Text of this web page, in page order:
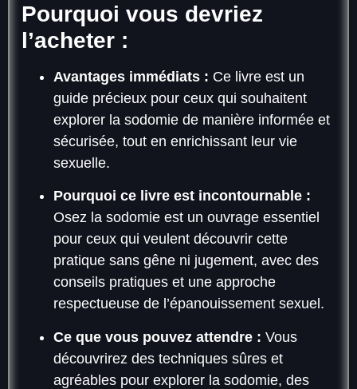
Pourquoi vous devriez
l’acheter :
Avantages immédiats : Ce livre est un
guide précieux pour ceux qui souhaitent
explorer la sodomie de manière informée et
sécurisée, tout en enrichissant leur vie
sexuelle.
Pourquoi ce livre est incontournable :
Osez la sodomie est un ouvrage essentiel
pour ceux qui veulent découvrir cette
pratique sans gêne ni jugement, avec des
conseils pratiques et une approche
respectueuse de l’épanouissement sexuel.
Ce que vous pouvez attendre : Vous
découvrirez des techniques sûres et
agréables pour explorer la sodomie, des